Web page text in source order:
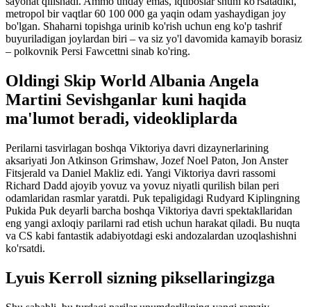
metropol bir vaqtlar 60 100 000 ga yaqin odam yashaydigan joy
bo'lgan. Shaharni topishga urinib ko'rish uchun eng ko'p tashrif
buyuriladigan joylardan biri – va siz yo'l davomida kamayib borasiz
– polkovnik Persi Fawcettni sinab ko'ring.
Oldingi Skip World Albania Angela
Martini Sevishganlar kuni haqida
ma'lumot beradi, videokliplarda
Perilarni tasvirlagan boshqa Viktoriya davri dizaynerlarining
aksariyati Jon Atkinson Grimshaw, Jozef Noel Paton, Jon Anster
Fitsjerald va Daniel Makliz edi. Yangi Viktoriya davri rassomi
Richard Dadd ajoyib yovuz va yovuz niyatli qurilish bilan peri
odamlaridan rasmlar yaratdi. Puk tepaligidagi Rudyard Kiplingning
Pukida Puk deyarli barcha boshqa Viktoriya davri spektakllaridan
eng yangi axloqiy parilarni rad etish uchun harakat qiladi. Bu nuqta
va CS kabi fantastik adabiyotdagi eski andozalardan uzoqlashishni
ko'rsatdi.
Lyuis Kerroll sizning piksellaringizga